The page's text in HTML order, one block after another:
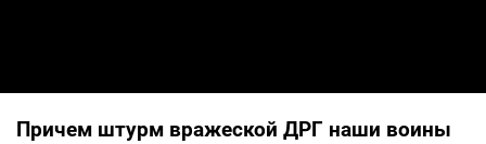
Причем штурм вражеской ДРГ наши воины